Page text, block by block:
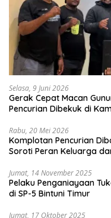
Selasa, 9 Juni 2026
Gerak Cepat Macan
Pencurian Dibekuk di
Rabu, 20 Mei 2026
Komplotan Pencurian
Soroti Peran Keluarga
Jumat, 14 November 2025
Pelaku Penganiayaan
di SP-5 Bintuni Timur
Jumat, 17 Oktober 2025